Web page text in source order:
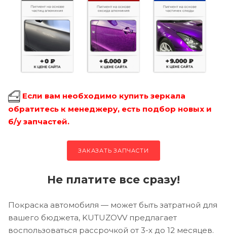
Если вам необходимо купить зеркала
обратитесь к менеджеру, есть подбор новых и
б/у запчастей.
ЗАКАЗАТЬ ЗАПЧАСТИ
Не платите все сразу!
Покраска автомобиля — может быть затратной для
вашего бюджета, KUTUZOVV предлагает
воспользоваться рассрочкой от 3-х до 12 месяцев.